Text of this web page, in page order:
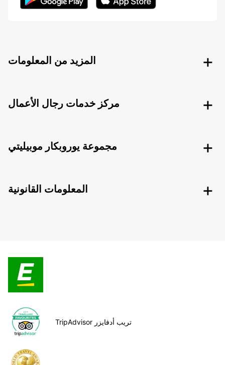
المزيد من المعلومات
مركز خدمات رجال الأعمال
مجموعة يوروبكار موبيليتي
المعلومات القانونية
TripAdvisor تريب أدفايزر